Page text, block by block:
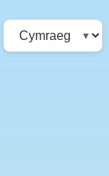
Choose
a